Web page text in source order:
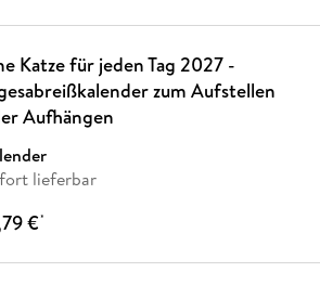
Katze für jeden Tag 2027 -
zum Aufstellen
Aufhängen
lieferbar
€*